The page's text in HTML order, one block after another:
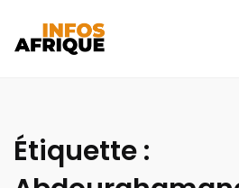
Étiquette :